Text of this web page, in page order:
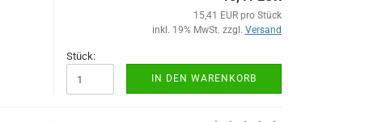
15,41 EUR pro Stück
inkl. 19% MwSt. zzgl. Versand
Stück:
IN DEN WARENKORB